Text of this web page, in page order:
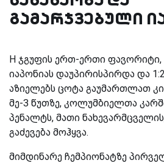
გამარჯვებული
H ჯგუფის ერთ-ერთი ფავორიტი,
იაპონიას დაუპირისპირდა და
აზიელებს ცოტა გაუმართლათ
მე-3 წუთზე, კოლუმბიელთა
პენალტს, მათი
გაძევება მოჰყვა.
მიმდინარე ჩემპიონატზე